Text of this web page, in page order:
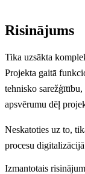
Risinājums
Tika uzsākta
Projekta gaitā
tehnisko sarežģītību,
apsvērumu dēļ
Neskatoties uz to,
procesu
Izmantotais